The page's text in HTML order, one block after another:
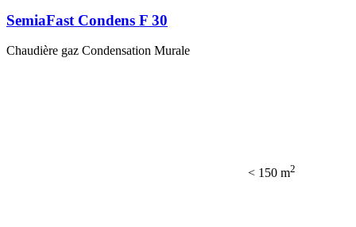
SemiaFast Condens F 30
Chaudière gaz Condensation Murale
< 150 m2